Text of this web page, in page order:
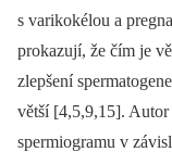
s varikokélou a
prokazují, že čím je
zlepšení
větší [4,5,9,15].
spermiogramu v